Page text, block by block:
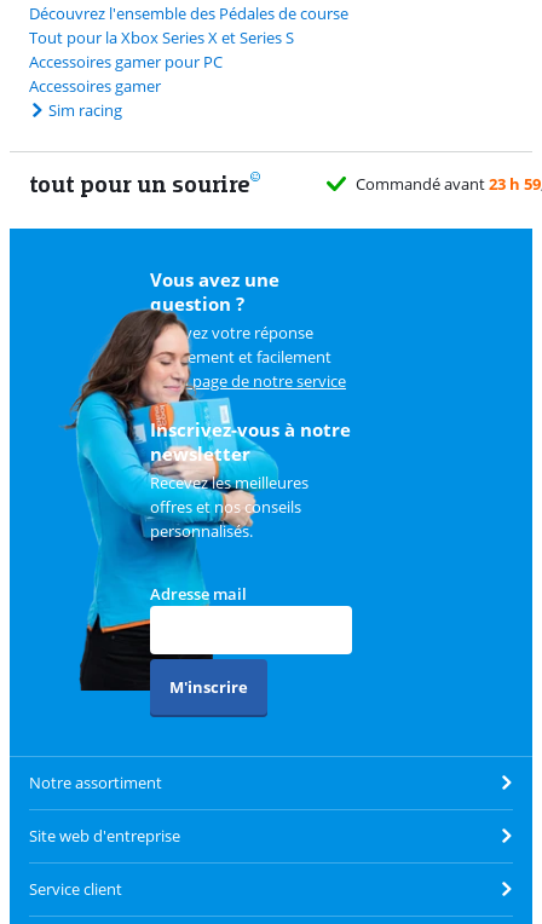
Découvrez l'ensemble des Pédales de course
Tout pour la Xbox Series X et Series S
Accessoires gamer pour PC
Accessoires gamer
Sim racing
tout pour un sourire Commandé avant23 h 59
Vous avez une
question ?
Trouvez votre réponse
rapidement et facilement
surla page de notre service
client.
Inscrivez-vous à notre
newsletter
Recevez les meilleures
offres et nos conseils
personnalisés.
Adresse mail
M'inscrire
Notre assortiment
Site web d'entreprise
Service client